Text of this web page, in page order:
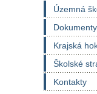
Územná
Dokumenty
Krajská
Školské
Kontakty